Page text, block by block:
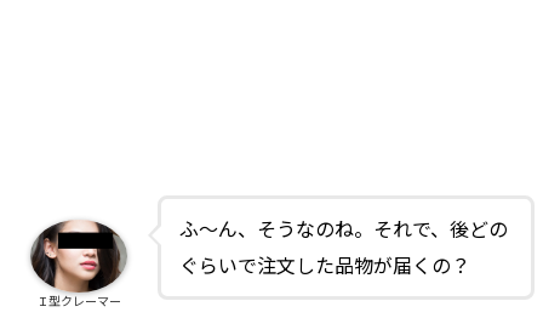
ふ～ん、そうなのね。それで、後どの
ぐらいで注文した品物が届くの？
Ｉ型クレーマー